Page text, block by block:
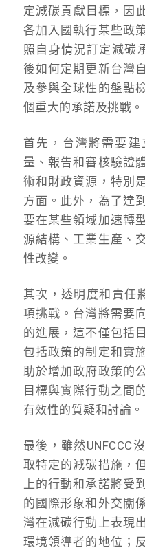
定減碳貢獻目標，因
各加入國執行某些政
照自身情況訂定減碳
後如何定期更新台灣
及參與全球性的盤點
個重大的承諾及挑戰。
首先，台灣將需要建
量、報告和審核驗證
術和財政資源，特別
方面。此外，為了達
要在某些領域加速轉
源結構、工業生產、
性改變。
其次，透明度和責任
項挑戰。台灣將需要
的進展，這不僅包括
包括政策的制定和實
助於增加政府政策的
目標與實際行動之間
有效性的質疑和討論。
最後，雖然UNFCCC
取特定的減碳措施，
上的行動和承諾將受
的國際形象和外交關
灣在減碳行動上表現
環境領導者的地位；